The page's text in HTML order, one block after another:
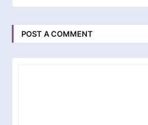
POST A COMMENT